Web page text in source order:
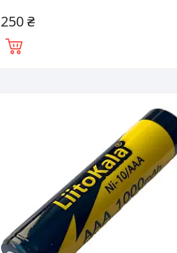
250 ₴